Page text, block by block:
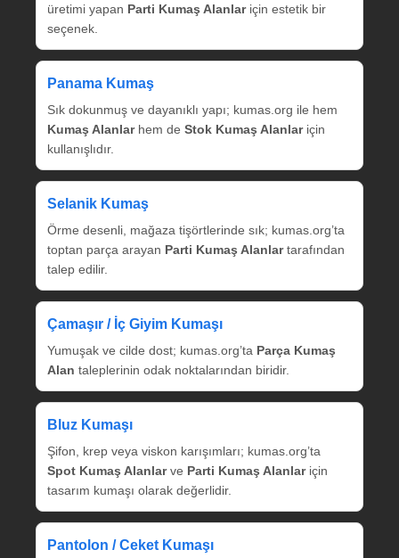
üretimi yapan Parti Kumaş Alanlariçin estetik bir
seçenek.
Panama Kumaş
Sık dokunmuş ve dayanıklı yapı; kumas.org ile hem
Kumaş Alanlarhem de Stok Kumaş Alanlariçin
kullanışlıdır.
Selanik Kumaş
Örme desenli, mağaza tişörtlerinde sık; kumas.org’ta
toptan parça arayan Parti Kumaş Alanlartarafından
talep edilir.
Çamaşır / İç Giyim Kumaşı
Yumuşak ve cilde dost; kumas.org’ta Parça Kumaş
Alan taleplerinin odak noktalarından biridir.
Bluz Kumaşı
Şifon, krep veya viskon karışımları; kumas.org’ta
Spot Kumaş Alanlarve Parti Kumaş Alanlariçin
tasarım kumaşı olarak değerlidir.
Pantolon / Ceket Kumaşı